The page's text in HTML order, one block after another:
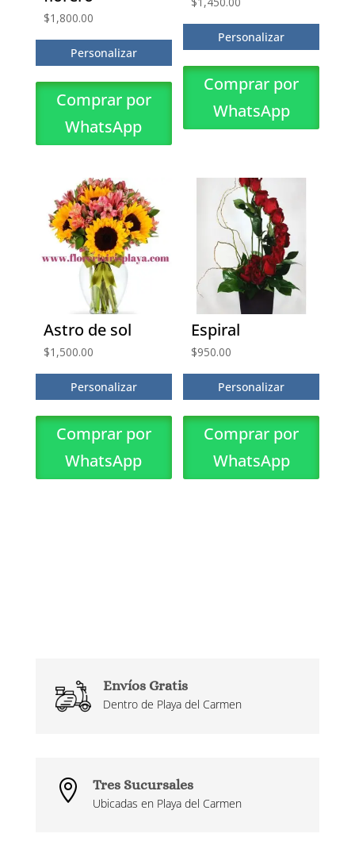
$1,800.00
Personalizar
Comprar por
WhatsApp
Personalizar
Comprar por
WhatsApp
Astro de sol
$1,500.00
Personalizar
Comprar por
WhatsApp
Espiral
$950.00
Personalizar
Comprar por
WhatsApp
Envíos Gratis
Dentro de Playa del Carmen
 Tres Sucursales
Ubicadas en Playa del Carmen